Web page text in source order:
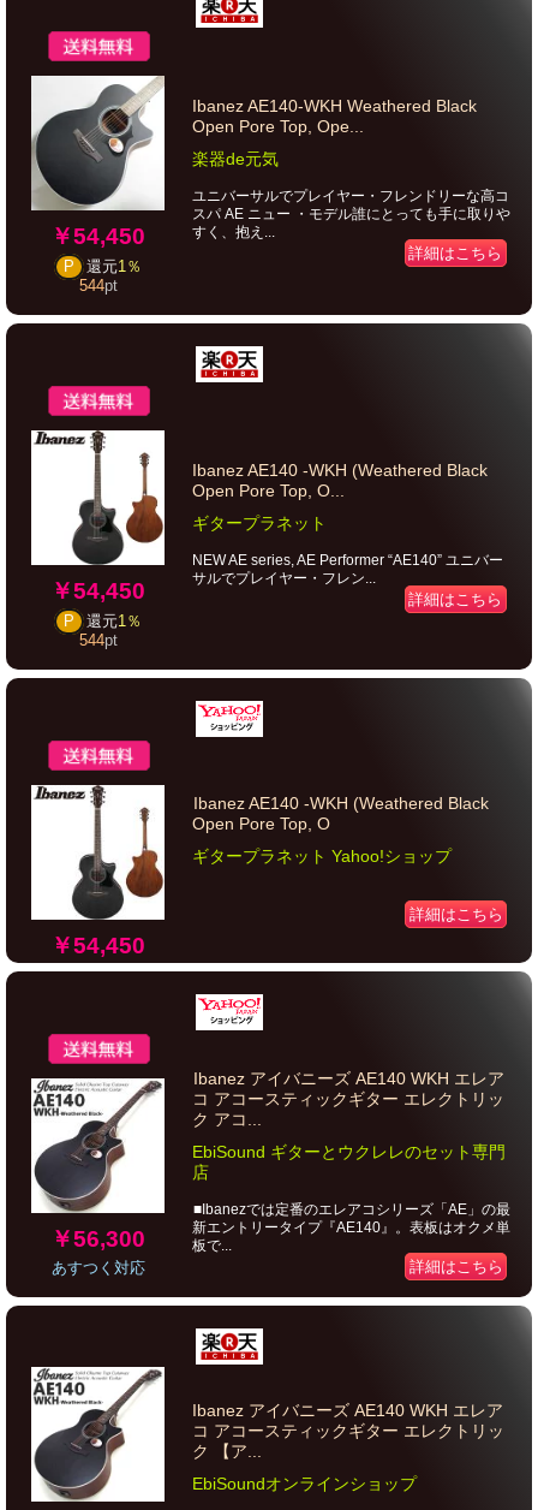
￥54,450
P 還元1％
544pt
Ibanez AE140-WKH Weathered Black
Open Pore Top, Ope...
楽器de元気
ユニバーサルでプレイヤー・フレンドリーな高コ
スパ AE ニュー ・モデル誰にとっても手に取りや
すく、抱え...
詳細はこちら
￥54,450
P 還元1％
544pt
Ibanez AE140 -WKH (Weathered Black
Open Pore Top, O...
ギタープラネット
NEW AE series, AE Performer “AE140” ユニバー
サルでプレイヤー・フレン...
詳細はこちら
￥54,450
Ibanez AE140 -WKH (Weathered Black
Open Pore Top, O
ギタープラネット Yahoo!ショップ
詳細はこちら
￥56,300
あすつく対応
Ibanez アイバニーズ AE140 WKH エレア
コ アコースティックギター エレクトリッ
ク アコ...
EbiSound ギターとウクレレのセット専門
店
■Ibanezでは定番のエレアコシリーズ「AE」の最
新エントリータイプ『AE140』。表板はオクメ単
板で...
詳細はこちら
Ibanez アイバニーズ AE140 WKH エレア
コ アコースティックギター エレクトリッ
ク 【ア...
EbiSoundオンラインショップ